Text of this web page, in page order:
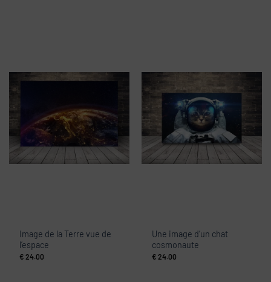
Image de la Terre vue de
l’espace
€ 24.00
Une image d’un chat
cosmonaute
€ 24.00